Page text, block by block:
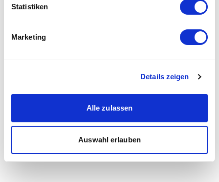
Statistiken
Marketing
Details zeigen
Alle zulassen
Auswahl erlauben